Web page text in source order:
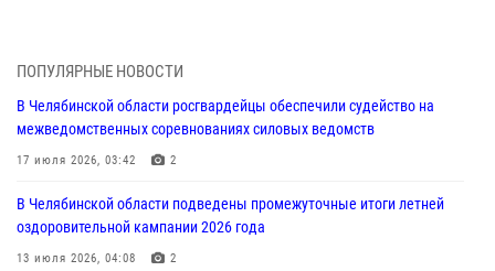
На Южном Урале спецназ Росгвардии провел военно-полевые
Росгвардейцы задержали трёх магазинных воров в Челябинске
На Южном Урале сотрудники Росгвардии задержали
подозреваемого в совершении убийства
ПОПУЛЯРНЫЕ НОВОСТИ
В Челябинской области росгвардейцы обеспечили судейство на
межведомственных соревнованиях силовых ведомств
17 июля 2026, 03:42 2
В Челябинской области подведены промежуточные итоги летней
оздоровительной кампании 2026 года
13 июля 2026, 04:08 2